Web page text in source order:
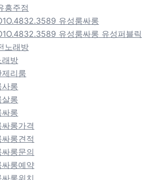
흥주점
유성룸싸롱
유성룸싸롱 유성퍼블릭
노래방
래방
리룸
롱
롱
롱
롱가격
롱견적
롱문의
롱예약
롱위치